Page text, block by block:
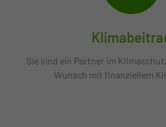
Sie sind ein Partner im
Wunsch mit finanziellem